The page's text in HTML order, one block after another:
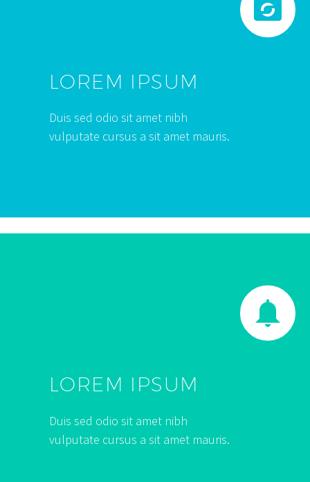


LOREM IPSUM
Duis sed odio sit amet nibh
vulputate cursus a sit amet mauris.


LOREM IPSUM
Duis sed odio sit amet nibh
vulputate cursus a sit amet mauris.